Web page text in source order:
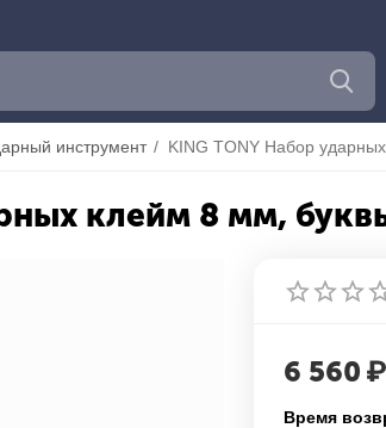
инструмент /
клейм 8 мм,
6 560 ₽
Время